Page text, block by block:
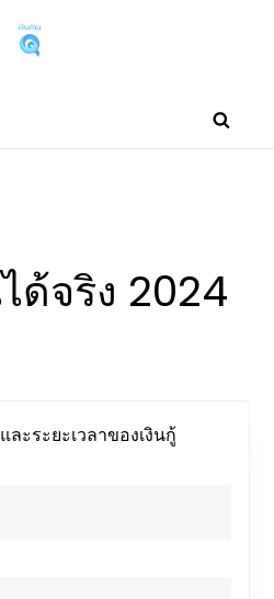
เงินออนไลน์ได้จริง
ละระยะเวลาของเงินกู้